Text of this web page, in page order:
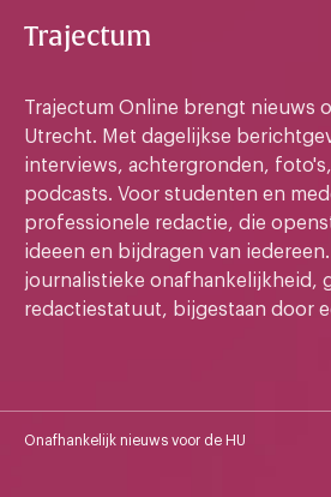
Trajectum
Trajectum Online brengt nieuws
Utrecht. Met dagelijkse
interviews, achtergronden,
podcasts. Voor studenten en
professionele redactie, die
ideeen en bijdragen van
journalistieke onafhankelijkheid,
redactiestatuut, bijgestaan door
Onafhankelijk nieuws voor de HU